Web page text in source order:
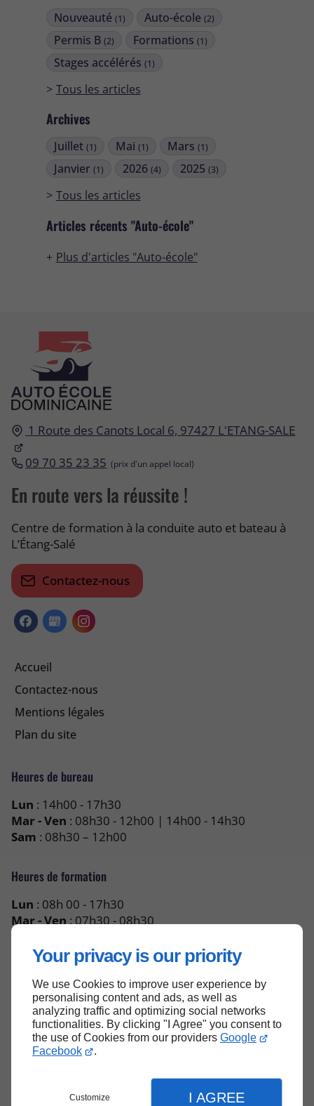
Your privacy is our priority
We use Cookies to improve user experience by
personalising content and ads, as well as
analyzing traffic and optimizing social networks
functionalities. By clicking "I Agree" you consent to
the use of Cookies from our providers Google
Facebook
.
Customize I AGREE
Nouveauté (1) Auto-école(2)
Permis B (2) Formations(1)
Stages accélérés (1)
Tous les articles
Archives
Juillet (1) Mai(1) Mars(1)
Janvier (1) 2026(4) 2025(3)
Tous les articles
Articles récents "Auto-école"
Plus d'articles "Auto-école"
1 Route des Canots Local 6, 97427 L'ETANG-SALE
09 70 35 23 35
En route vers la réussite !
Centre de formation à la conduite auto et bateau à
L’Étang-Salé
Contactez-nous
Accueil
Contactez-nous
Mentions légales
Plan du site
Heures de bureau
Lun : 14h00 - 17h30
Mar - Ven : 08h30 - 12h00 | 14h00 - 14h30
Sam : 08h30 – 12h00
Heures de formation
Lun : 08h 00 - 17h30
Mar - Ven: 07h30 - 08h30
Haut de page